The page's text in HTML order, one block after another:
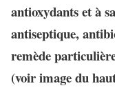
antioxydants et à
antiseptique,
remède
(voir image du